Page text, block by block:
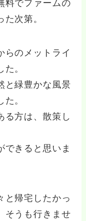
料でファームの
次第。
らのメットライ
。
と緑豊かな風景
。
る方は、散策し
できると思いま
と帰宅したかっ
そうも行きませ